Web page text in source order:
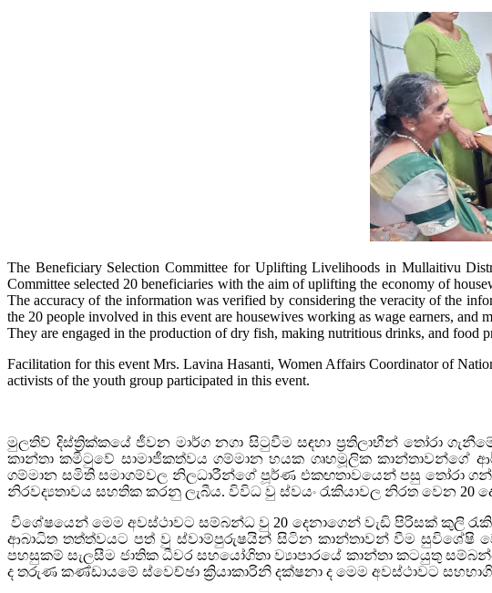
The Beneficiary Selection Committee for Uplifting Livelihoods in Mullaitivu
Committee selected 20 beneficiaries with the aim of uplifting the economy of
The accuracy of the information was verified by considering the veracity of the
the 20 people involved in this event are housewives working as wage earners, and
They are engaged in the production of dry fish, making nutritious drinks, and food
Facilitation for this event Mrs. Lavina Hasanti, Women Affairs Coordinator of
activists of the youth group participated in this event.
මුලතිව් දිස්ත්‍රික්කයේ ජීවන මාර්ග නගා සිටුවීම සඳහා ප්‍රතිලාභීන් තෝරා
කාන්තා කමිටුවේ සාමාජීකත්වය ගම්මාන හයක ගෘහමූලික කාන්තාවන්ගේ
ගම්මාන සමිති සමාගම්වල නිලධාරීන්ගේ පූර්ණ එකඟතාවයෙන් පසු තෝරා
නිරවද්‍යතාවය සහතික කරනු ලැබීය. විවිධ වු ස්වයං රැකියාවල නිරත වෙන 20
විශේෂයෙන් මෙම අවස්ථාවට සම්බන්ධ වු 20 දෙනාගෙන් වැඩි පිරිසක් කුලි
ආබාධිත තත්ත්වයට පත් වු ස්වාම්පුරුෂයින් සිටින කාන්තාවන් වීම සුවිශේෂි
පහසුකම් සැලසීම ජාතික ධීවර සහයෝගිතා ව්‍යාපාරයේ කාන්තා කටයුතු
ද තරුණ කණ්ඩායමේ ස්වෙච්ඡා ක්‍රියාකාරිනි දක්ෂනා ද මෙම අවස්ථාවට